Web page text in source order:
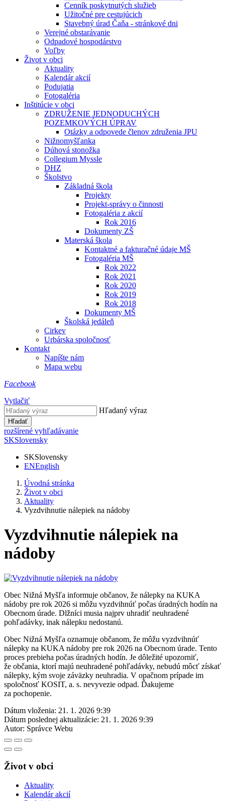
Cenník poskytnutých služieb
Užitočné pre cestujúcich
Stavebný úrad Čaňa - stránkové dni
Verejné obstarávanie
Odpadové hospodárstvo
Voľby
Život v obci
Aktuality
Kalendár akcií
Podujatia
Fotogaléria
Inštitúcie v obci
ZDRUŽENIE JEDNODUCHÝCH
POZEMKOVÝCH ÚPRAV
Otázky a odpovede členov združenia JPU
Nižnomyšľanka
Dúhová stonožka
Collegium Myssle
DHZ
Školstvo
Základná škola
Projekty
Projekt-správy o činnosti
Fotogaléria z akcií
Rok 2016
Dokumenty ZŠ
Materská škola
Kontaktné a fakturačné údaje MŠ
Fotogaléria MŠ
Rok 2022
Rok 2021
Rok 2020
Rok 2019
Rok 2018
Dokumenty MŠ
Školská jedáleň
Cirkev
Urbárska spoločnosť
Kontakt
Napíšte nám
Mapa webu
Facebook
Vytlačiť
Hľadaný výraz
Hľadať
rozšírené vyhľadávanie
SKSlovensky
SKSlovensky
ENEnglish
Úvodná stránka
Život v obci
Aktuality
Vyzdvihnutie nálepiek na nádoby
Vyzdvihnutie nálepiek na
nádoby
Obec Nižná Myšľa informuje občanov, že nálepky na KUKA
nádoby pre rok 2026 si môžu vyzdvihnúť počas úradných hodín na
Obecnom úrade. Dlžníci musia najprv uhradiť neuhradené
pohľadávky, inak nálepku nedostanú.
Obec Nižná Myšľa oznamuje občanom, že môžu vyzdvihnúť
nálepky na KUKA nádoby pre rok 2026 na Obecnom úrade. Tento
proces prebieha počas úradných hodín. Je dôležité upozorniť,
že občania, ktorí majú neuhradené pohľadávky, nebudú môcť získať
nálepky, kým svoje záväzky neuhradia. V opačnom prípade im
spoločnosť KOSIT, a. s. nevyvezie odpad. Ďakujeme
za pochopenie.
Dátum vloženia: 21. 1. 2026 9:39
Dátum poslednej aktualizácie: 21. 1. 2026 9:39
Autor: Správce Webu
Život v obci
Aktuality
Kalendár akcií